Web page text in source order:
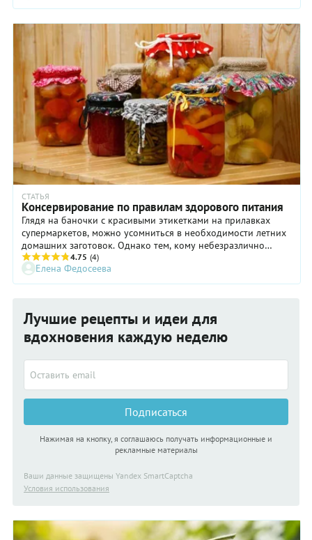
СТАТЬЯ
Консервирование по правилам здорового питания
Глядя на баночки с красивыми этикетками на прилавках
супермаркетов, можно усомниться в необходимости летних
домашних заготовок. Однако тем, кому небезразлично
собственное здоровье, сделанные своими руками овощные
и фруктовые «закрутки» и «засушки», много дороже
продукции известных марок.
4.75 (4)
Елена Федосеева
Лучшие рецепты и идеи для
вдохновения каждую неделю
Подписаться
Нажимая на кнопку, я соглашаюсь получать информационные и
рекламные материалы
Ваши данные защищены Yandex SmartCaptcha
Условия использования